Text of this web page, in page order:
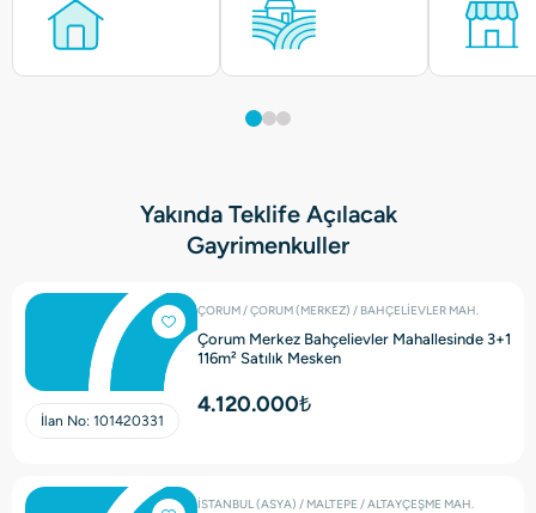
Yakında Teklife Açılacak
Gayrimenkuller
İlan No: 101420331
ÇORUM / ÇORUM (MERKEZ) / BAHÇELİEVLER MAH.
Çorum Merkez Bahçelievler Mahallesinde 3+1
116m² Satılık Mesken
4.120.000₺
İSTANBUL (ASYA) / MALTEPE / ALTAYÇEŞME MAH.